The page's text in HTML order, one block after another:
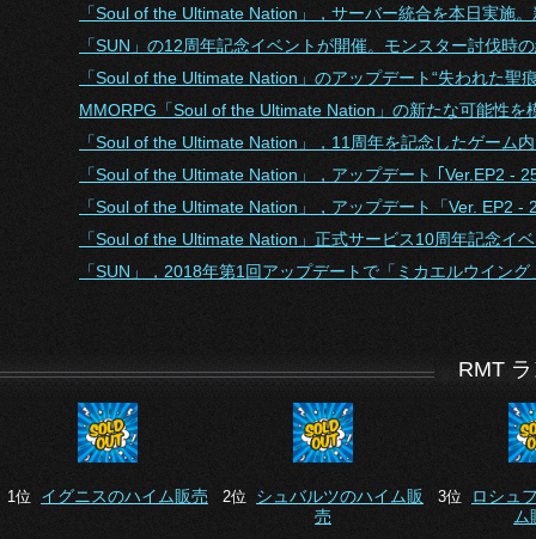
「Soul of the Ultimate Nation」，サーバー統合を本日実施
「SUN」の12周年記念イベントが開催。モンスター討伐時
「Soul of the Ultimate Nation」のアップデート“失われた聖
MMORPG「Soul of the Ultimate Nation」の新たな可能性
「Soul of the Ultimate Nation」，11周年を記念したゲーム
「Soul of the Ultimate Nation」，アップデート ｢Ver.EP2 -
「Soul of the Ultimate Nation」，アップデート「Ver. EP2 -
「Soul of the Ultimate Nation」正式サービス10周年記念イ
「SUN」，2018年第1回アップデートで「ミカエルウイン
RMT
1位 イグニスのハイム販売 2位 シュバルツのハイム販
売
3位
ロシュ
ム